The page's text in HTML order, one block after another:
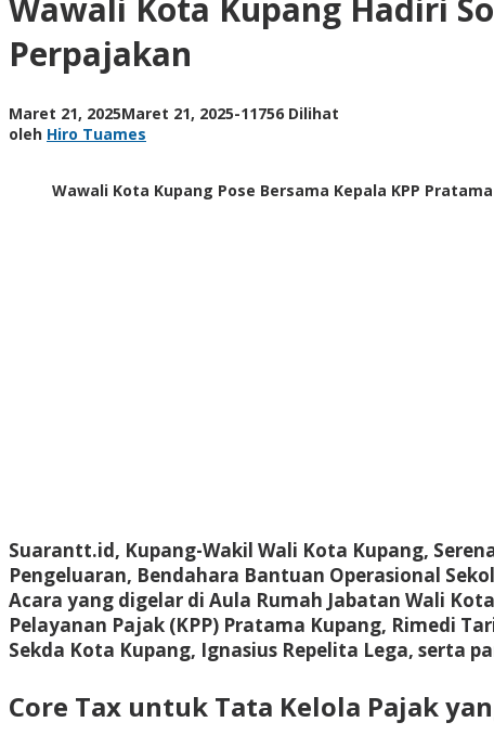
Sosialisasi
Tax,
Dorong
dan
Wawali Kota Kupang Hadiri
Perpajakan
Maret 21, 2025Maret 21, 2025oleh
-11756 Dilihat
oleh Hiro Tuames
Wawali Kota Kupang Pose Bersama Kepala KPP
Suarantt.id, Kupang-Wakil Wali Kota Kupang,
Pengeluaran, Bendahara Bantuan Operasional
Acara yang digelar di Aula Rumah Jabatan Wali
Pelayanan Pajak (KPP) Pratama Kupang, Rimedi
Sekda Kota Kupang, Ignasius Repelita Lega, serta
Core Tax untuk Tata Kelola Pajak